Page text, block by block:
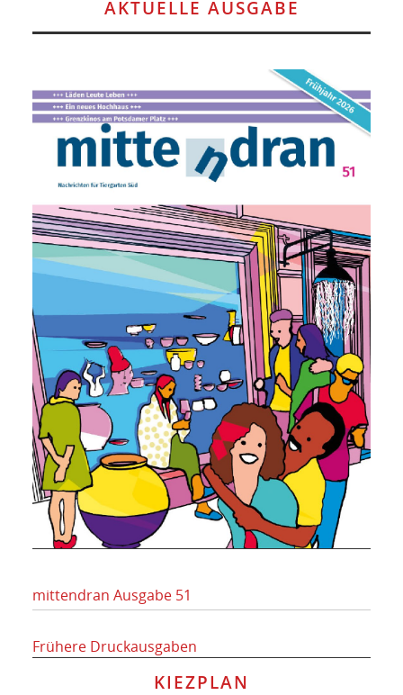
AKTUELLE AUSGABE
mittendran Ausgabe 51
Frühere Druckausgaben
KIEZPLAN